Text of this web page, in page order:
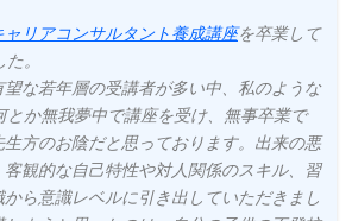
ャリアコンサルタント養成講座を卒業して
。
な若年層の受講者が多い中、私のような
か無我夢中で講座を受け、無事卒業で
方のお陰だと思っております。出来の悪
観的な自己特性や対人関係のスキル、習
ら意識レベルに引き出していただきまし